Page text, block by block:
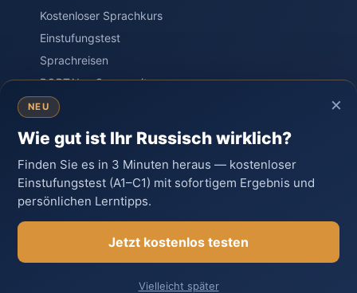
Kostenloser Sprachkurs
Einstufungstest
Sprachreisen
PORTAL – Community
Wissen & Ratgeber
Kontakt
Datenschutz Cookie-Richtlinie
×
NEU
Wie gut ist Ihr Russisch wirklich?
Finden Sie es in 3 Minuten heraus — kostenloser
Einstufungstest (A1–C1) mit sofortigem Ergebnis und
persönlichen Lerntipps.
Jetzt kostenlos testen
Vielleicht später